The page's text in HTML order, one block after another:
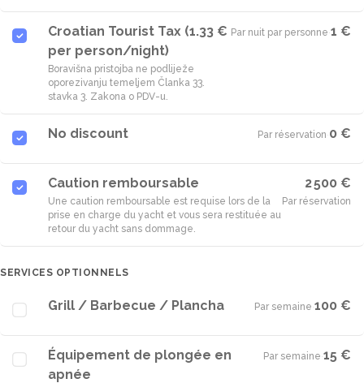
Croatian Tourist Tax (1.33 €
per person/night)
Boravišna pristojba ne podliježe
oporezivanju temeljem Članka 33.
stavka 3. Zakona o PDV-u.
Par nuit par personne·1 €
No discount Par réservation·0 €
Caution remboursable
Une caution remboursable est requise lors de la
prise en charge du yacht et vous sera restituée au
retour du yacht sans dommage.
2 500 €
Par réservation
SERVICES OPTIONNELS
Grill / Barbecue / Plancha Par semaine·100 €
Équipement de plongée en
apnée
Par semaine·15 €